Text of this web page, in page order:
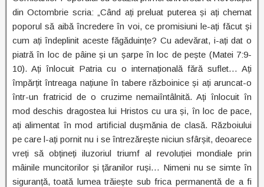
din Octombrie scria: „Când ați preluat puterea și ați chemat
poporul să aibă încredere în voi, ce promisiuni le-ați făcut și
cum ați îndeplinit aceste făgăduințe? Cu adevărat, i-ați dat o
piatră în loc de pâine și un șarpe în loc de pește (Matei 7:9-
10). Ați înlocuit Patria cu o internațională fără suflet… Ați
împărțit întreaga națiune în tabere războinice și ați aruncat-o
într-un fratricid de o cruzime nemaiîntâlnită. Ați înlocuit în
mod deschis dragostea lui Hristos cu ura și, în loc de pace,
ați alimentat în mod artificial dușmănia de clasă. Războiului
pe care l-ați pornit nu i se întrezărește niciun sfârșit, deoarece
vreți să obțineți iluzoriul triumf al revoluției mondiale prin
mâinile muncitorilor și țăranilor ruși… Nimeni nu se simte în
siguranță, toată lumea trăiește sub frica permanentă de a fi